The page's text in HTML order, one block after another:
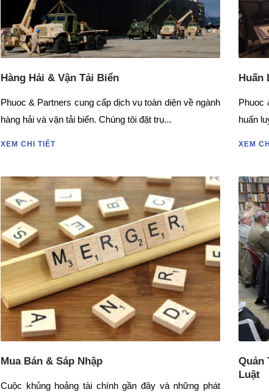
Hàng Hải & Vận Tải Biển
Phuoc & Partners cung cấp dịch vụ toàn diện về ngành
hàng hải và vận tải biển. Chúng tôi đặt trụ...
XEM CHI TIẾT
Huấn
Phuoc
huấn
XEM
Mua Bán & Sáp Nhập
Cuộc khủng hoảng tài chính gần đây và những phát
Quản
Luật